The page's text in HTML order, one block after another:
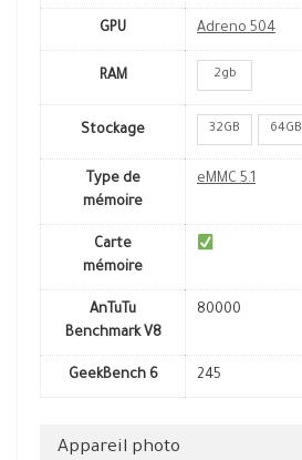
GPU Adreno 504
RAM 2gb
Stockage 32GB 64GB
Type de
mémoire
eMMC 5.1
Carte
mémoire
AnTuTu
Benchmark V8
80000
GeekBench 6 245
Appareil photo